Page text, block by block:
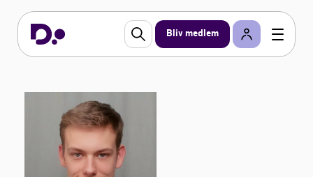
Bliv medlem